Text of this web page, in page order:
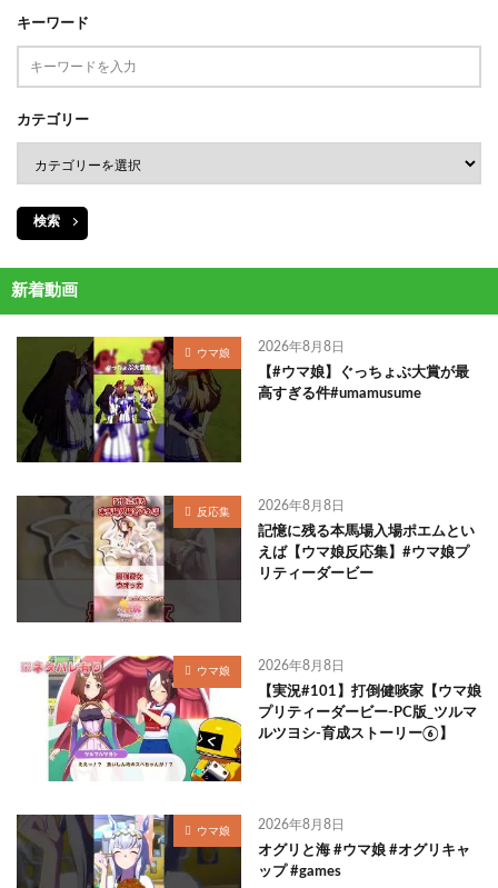
キーワード
カテゴリー
検索
新着動画
ウマ娘 2026年8月8日
【#ウマ娘】ぐっちょぶ大賞が最
高すぎる件#umamusume
反応集 2026年8月8日
記憶に残る本馬場入場ポエムとい
えば【ウマ娘反応集】#ウマ娘プ
リティーダービー
ウマ娘 2026年8月8日
【実況#101】打倒健啖家【ウマ娘
プリティーダービー-PC版_ツルマ
ルツヨシ-育成ストーリー⑥】
ウマ娘 2026年8月8日
オグリと海 #ウマ娘 #オグリキャ
ップ #games